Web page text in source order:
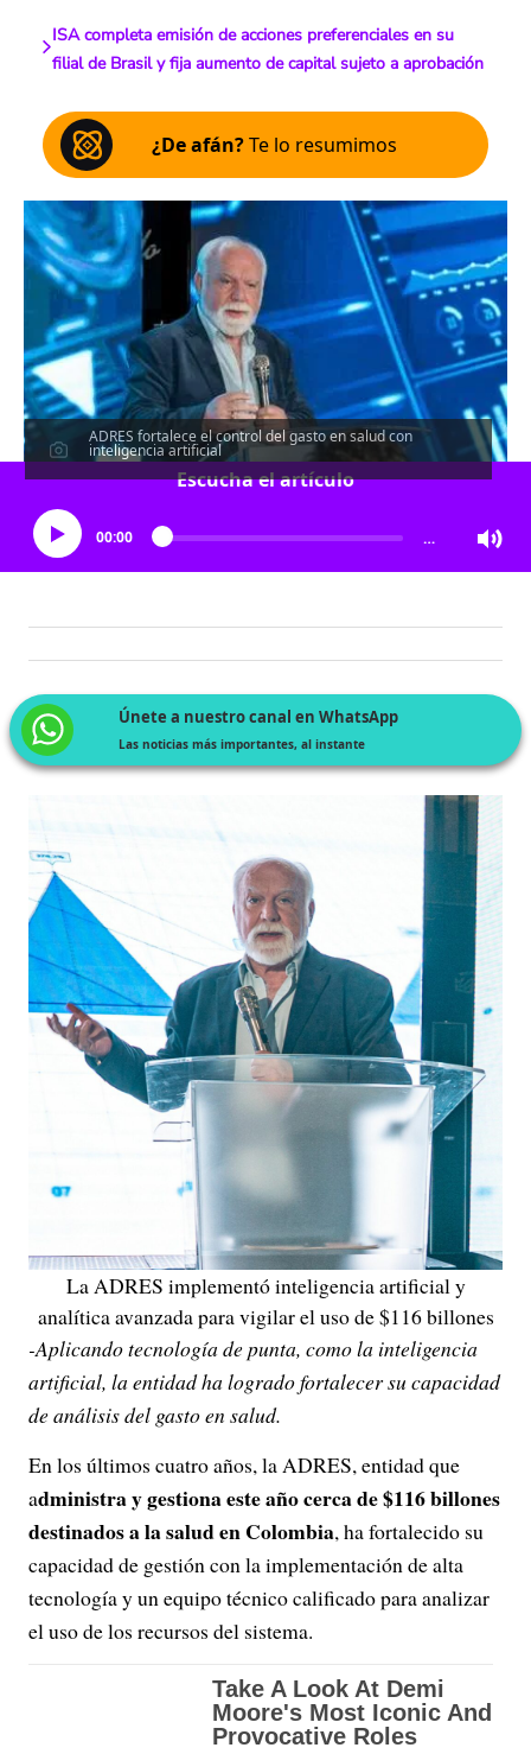
ISA completa emisión de acciones preferenciales en su
filial de Brasil y fija aumento de capital sujeto a aprobación
¿De afán?Te lo resumimos
ADRES fortalece el control del gasto en salud con
inteligencia artificial
Escucha el artículo
00:00 …
Únete a nuestro canal en WhatsApp
Las noticias más importantes, al instante
La ADRES implementó inteligencia artificial y
analítica avanzada para vigilar el uso de $116 billones
-Aplicando tecnología de punta, como la inteligencia
artificial, la entidad ha logrado fortalecer su capacidad
de análisis del gasto en salud.
En los últimos cuatro años, la ADRES, entidad que
administra y gestiona este año cerca de $116 billones
destinados a la salud en Colombia, ha fortalecido su
capacidad de gestión con la implementación de alta
tecnología y un equipo técnico calificado para analizar
el uso de los recursos del sistema.